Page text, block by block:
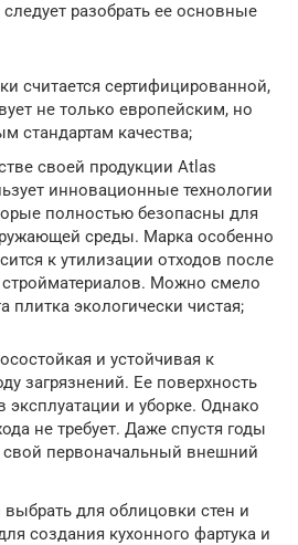
разобрать ее основные
считается сертифицированной,
не только европейским, но
стандартам качества;
своей продукции Atlas
инновационные технологии
полностью безопасны для
среды. Марка особенно
к утилизации отходов после
стройматериалов. Можно смело
плитка экологически чистая;
и устойчивая к
загрязнений. Ее поверхность
эксплуатации и уборке. Однако
не требует. Даже спустя годы
свой первоначальный внешний
для облицовки стен и
создания кухонного фартука и